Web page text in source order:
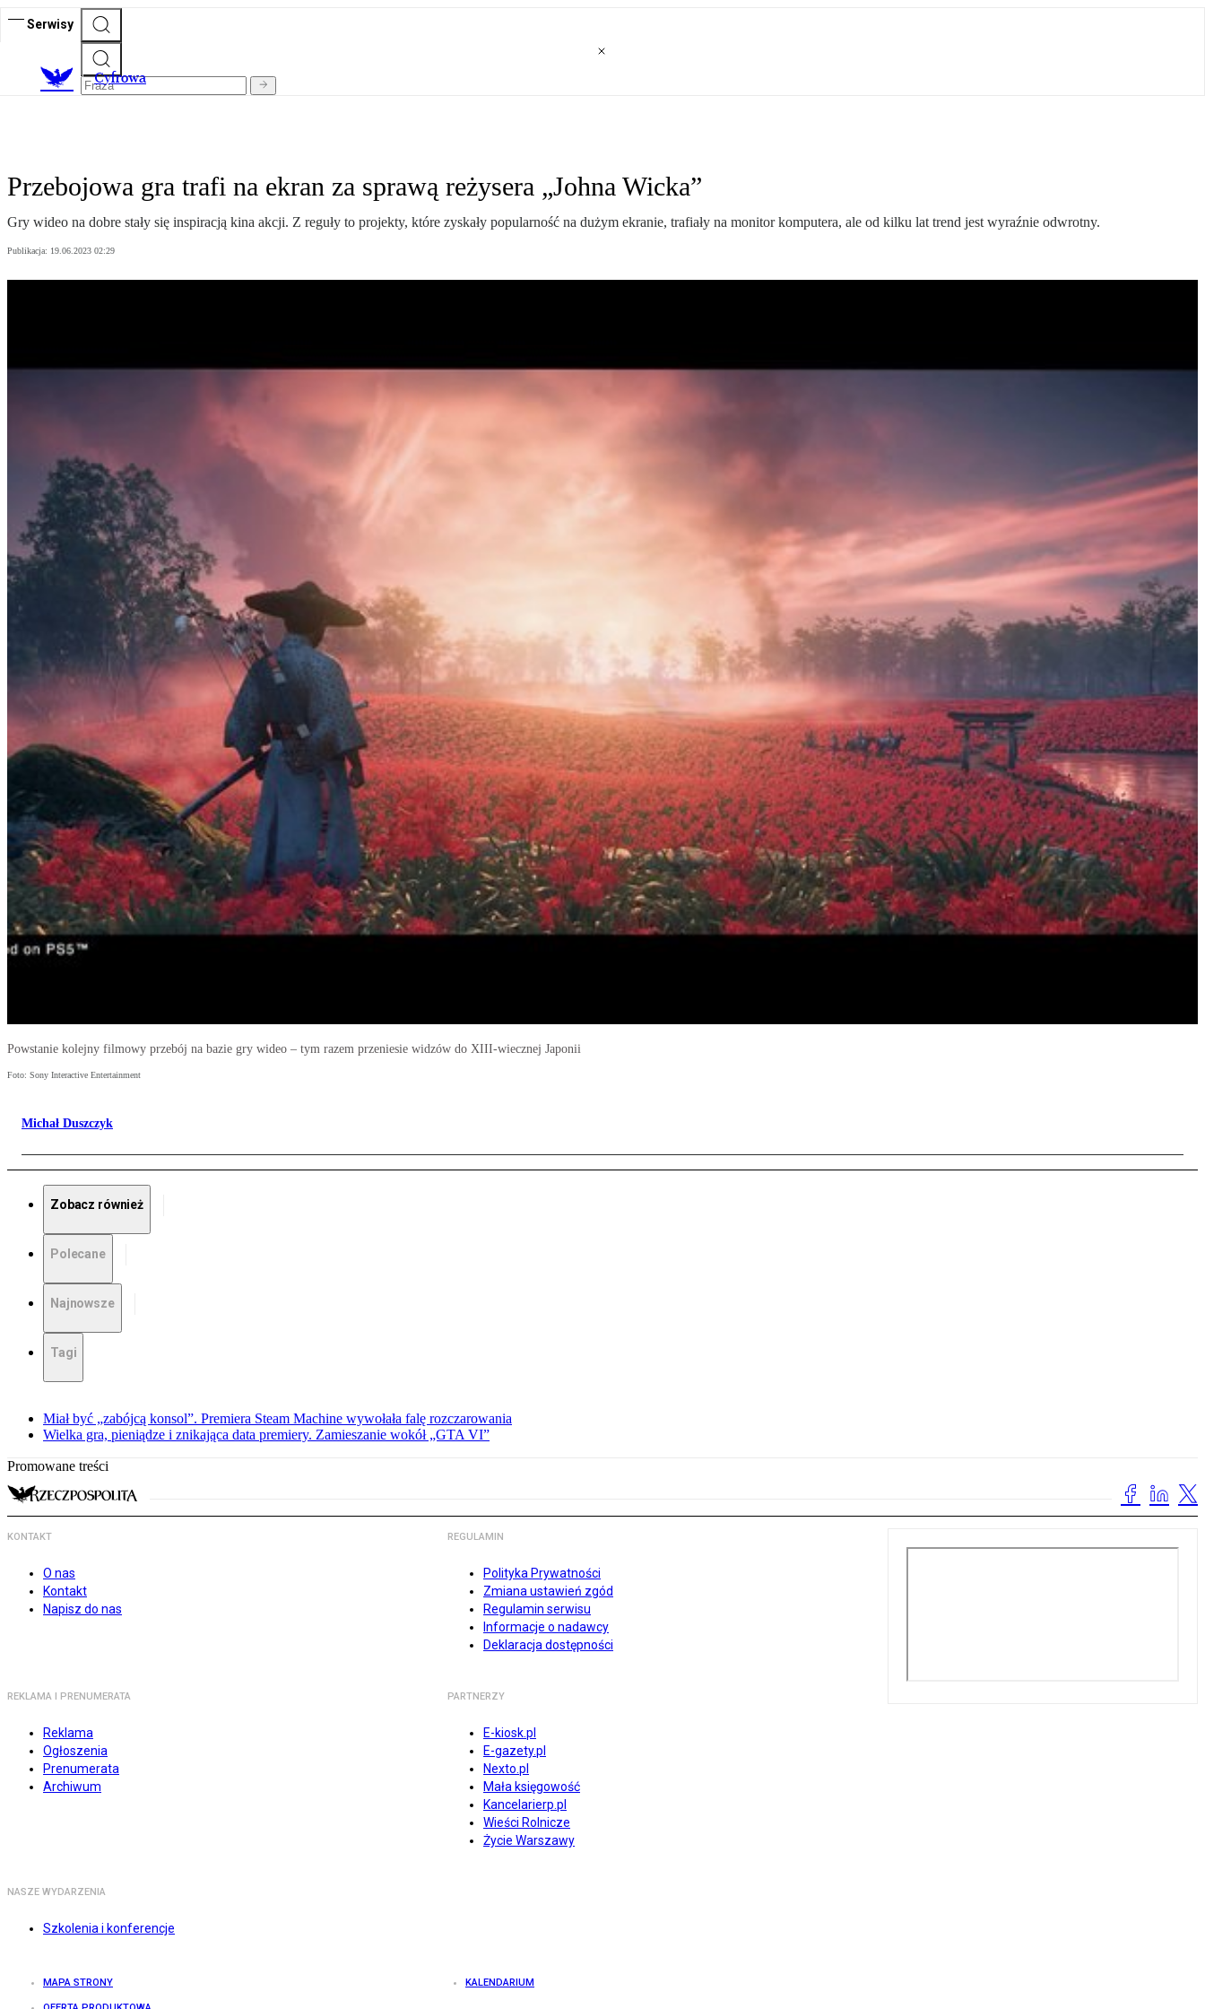
Serwisy
Cyfrowa
Przebojowa gra trafi na ekran za sprawą reżysera „Johna Wicka”
Gry wideo na dobre stały się inspiracją kina akcji. Z reguły to projekty, które zyskały popularność na dużym ekranie, trafiały na monitor komputera, ale od kilku lat trend jest wyraźnie odwrotny.
Publikacja: 19.06.2023 02:29
Powstanie kolejny filmowy przebój na bazie gry wideo – tym razem przeniesie widzów do XIII-wiecznej Japonii
Foto: Sony Interactive Entertainment
Michał Duszczyk
Zobacz również
Polecane
Najnowsze
Tagi
Miał być „zabójcą konsol”. Premiera Steam Machine wywołała falę rozczarowania
Wielka gra, pieniądze i znikająca data premiery. Zamieszanie wokół „GTA VI”
Promowane treści
KONTAKT
O nas
Kontakt
Napisz do nas
REGULAMIN
Polityka Prywatności
Zmiana ustawień zgód
Regulamin serwisu
Informacje o nadawcy
Deklaracja dostępności
REKLAMA I PRENUMERATA
Reklama
Ogłoszenia
Prenumerata
Archiwum
PARTNERZY
E-kiosk.pl
E-gazety.pl
Nexto.pl
Mała księgowość
Kancelarierp.pl
Wieści Rolnicze
Życie Warszawy
NASZE WYDARZENIA
Szkolenia i konferencje
MAPA STRONY KALENDARIUM